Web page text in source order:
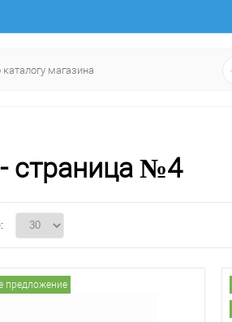
страница №4
предложение